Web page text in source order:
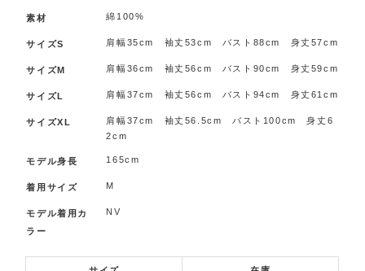
素材 綿100%
サイズS 肩幅35cm 袖丈53cm バスト88cm 身丈57cm
サイズM 肩幅36cm 袖丈56cm バスト90cm 身丈59cm
サイズL 肩幅37cm 袖丈56cm バスト94cm 身丈61cm
サイズXL
肩幅37cm 袖丈56.5cm バスト100cm 身丈6
2cm
モデル身長 165cm
着用サイズ M
モデル着用カ
ラー
NV